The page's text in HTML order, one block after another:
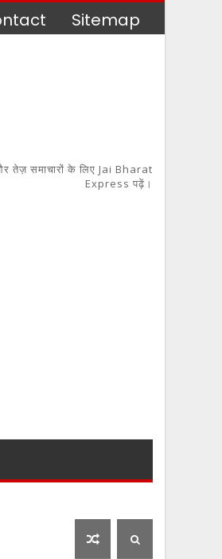
Sitemap
और तेज़ समाचारों के लिए Jai Bharat
Express पढ़ें।